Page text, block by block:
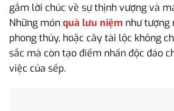
gắm lời chúc về sự thịnh vượng và
Những mónquà lưu niệm như tượng
phong thủy, hoặc cây tài lộc không
sắc mà còn tạo điểm nhấn độc đáo
việc của sếp.